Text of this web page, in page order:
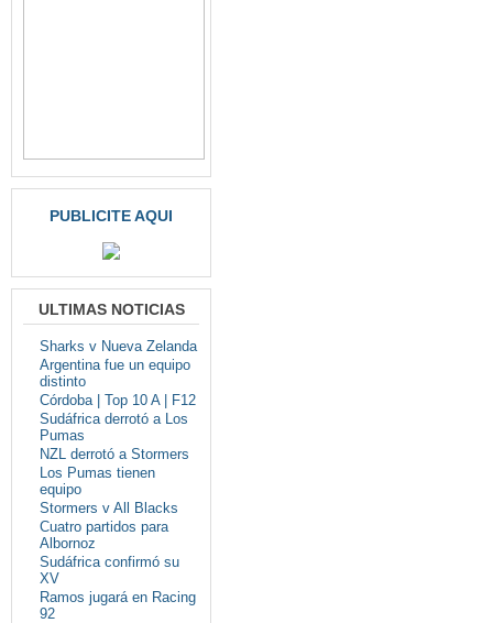
PUBLICITE AQUI
ULTIMAS NOTICIAS
Sharks v Nueva Zelanda
Argentina fue un equipo
distinto
Córdoba | Top 10 A | F12
Sudáfrica derrotó a Los
Pumas
NZL derrotó a Stormers
Los Pumas tienen
equipo
Stormers v All Blacks
Cuatro partidos para
Albornoz
Sudáfrica confirmó su
XV
Ramos jugará en Racing
92